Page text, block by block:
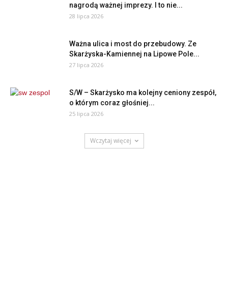
nagrodą ważnej imprezy. I to nie...
28 lipca 2026
Ważna ulica i most do przebudowy. Ze
Skarżyska-Kamiennej na Lipowe Pole...
27 lipca 2026
S/W – Skarżysko ma kolejny ceniony zespół,
o którym coraz głośniej...
25 lipca 2026
Wczytaj więcej